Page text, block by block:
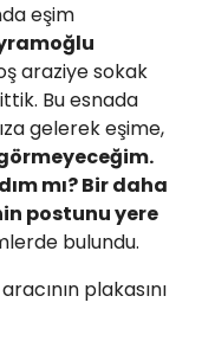
eşim
araziye sokak
Bu esnada
gelerek eşime,
mı? Bir daha
postunu yere
bulundu.
plakasını